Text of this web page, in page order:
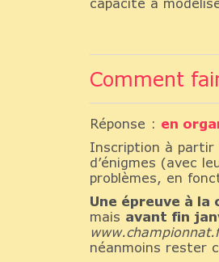
Comment
Réponse : en
Inscription à partir
d’énigmes (avec
problèmes, en
Une épreuve à la
mais avant fin
néanmoins rester